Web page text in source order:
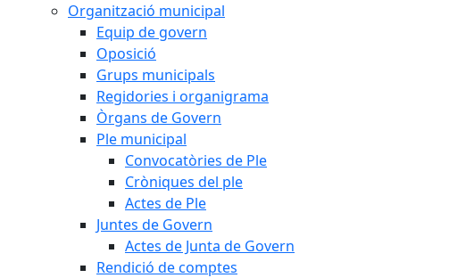
Organització municipal
Equip de govern
Oposició
Grups municipals
Regidories i organigrama
Òrgans de Govern
Ple municipal
Convocatòries de Ple
Cròniques del ple
Actes de Ple
Juntes de Govern
Actes de Junta de Govern
Rendició de comptes